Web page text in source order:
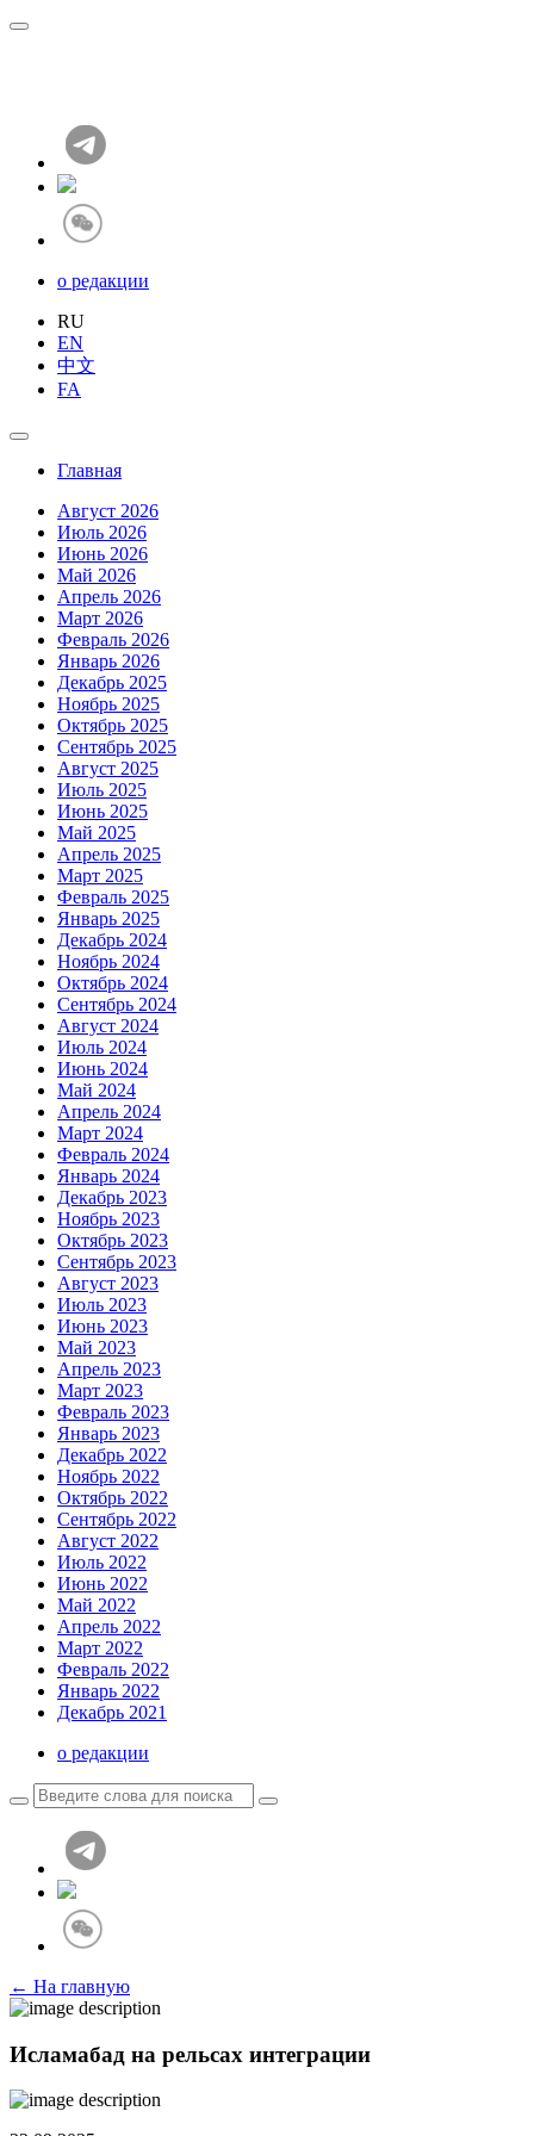
о редакции
RU
EN
中文
FA
Главная
Август 2026
Июль 2026
Июнь 2026
Май 2026
Апрель 2026
Март 2026
Февраль 2026
Январь 2026
Декабрь 2025
Ноябрь 2025
Октябрь 2025
Сентябрь 2025
Август 2025
Июль 2025
Июнь 2025
Май 2025
Апрель 2025
Март 2025
Февраль 2025
Январь 2025
Декабрь 2024
Ноябрь 2024
Октябрь 2024
Сентябрь 2024
Август 2024
Июль 2024
Июнь 2024
Май 2024
Апрель 2024
Март 2024
Февраль 2024
Январь 2024
Декабрь 2023
Ноябрь 2023
Октябрь 2023
Сентябрь 2023
Август 2023
Июль 2023
Июнь 2023
Май 2023
Апрель 2023
Март 2023
Февраль 2023
Январь 2023
Декабрь 2022
Ноябрь 2022
Октябрь 2022
Сентябрь 2022
Август 2022
Июль 2022
Июнь 2022
Май 2022
Апрель 2022
Март 2022
Февраль 2022
Январь 2022
Декабрь 2021
о редакции
← На главную
Исламабад на рельсах интеграции